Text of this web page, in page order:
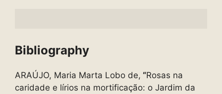
Bibliography
ARAÚJO, Maria Marta Lobo de, “Rosas na
caridade e lírios na mortificação: o Jardim da